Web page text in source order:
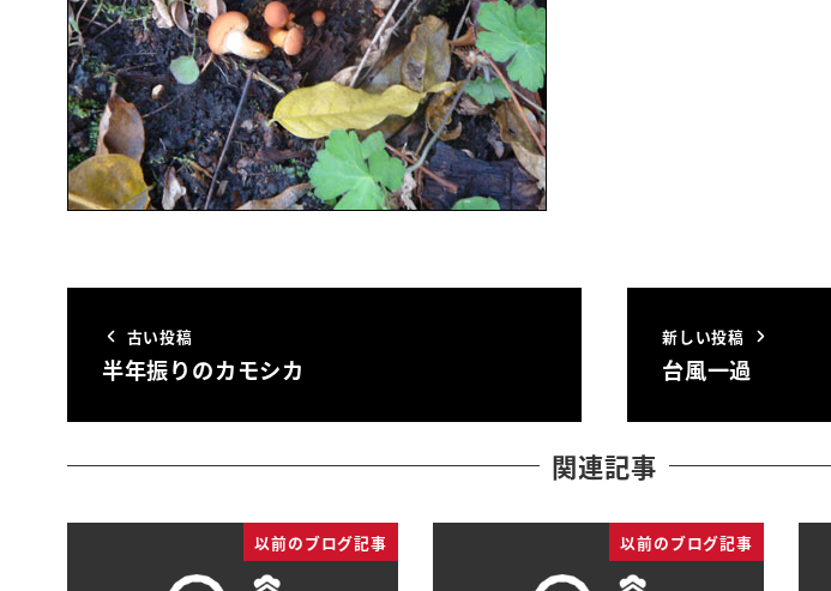
古い投稿
半年振りのカモシカ
新しい投稿
台風一過
関連記事
以前のブログ記事 以前のブログ記事